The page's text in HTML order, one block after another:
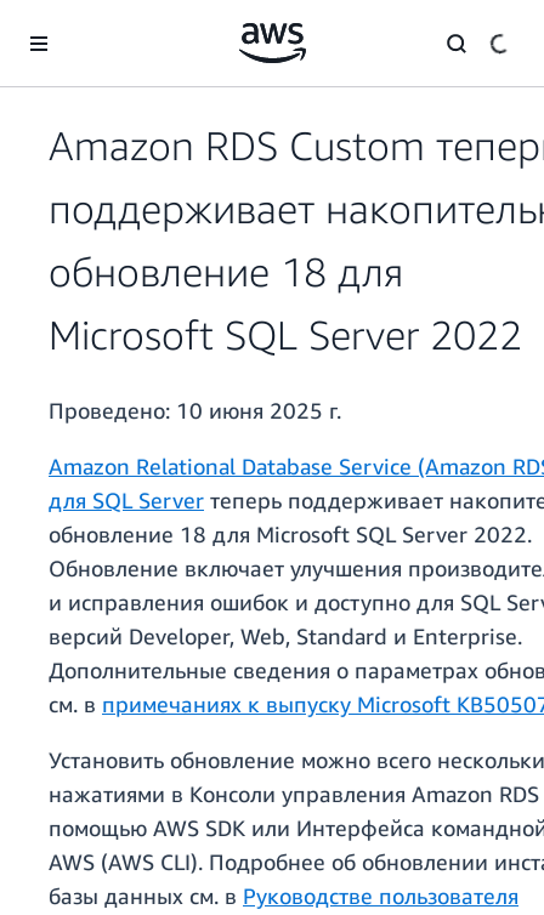
Перейти к главному контенту
Amazon RDS Custom
поддерживает
обновление 18 для
Microsoft SQL Server 2022
Проведено: 10 июня 2025 г.
Amazon Relational Database Service (Amazon
для SQL Server теперь поддерживает
обновление 18 для Microsoft SQL Server 2022.
Обновление включает улучшения
и исправления ошибок и доступно для SQL
версий Developer, Web, Standard и Enterprise.
Дополнительные сведения о параметрах
см. в примечаниях к выпуску Microsoft
Установить обновление можно всего
нажатиями в Консоли управления Amazon RDS
помощью AWS SDK или Интерфейса
AWS (AWS CLI). Подробнее об обновлении
базы данных см. в Руководстве пользователя